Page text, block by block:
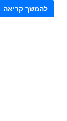
להמשך קריאה